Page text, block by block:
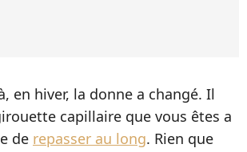
en hiver, la donne a changé. Il
capillaire que vous êtes a
de repasser au long. Rien que